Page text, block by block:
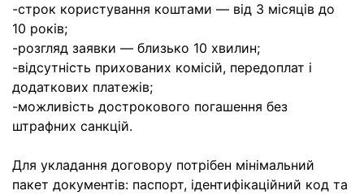
-строк користування коштами — від 3 місяців до
10 років;
-розгляд заявки — близько 10 хвилин;
-відсутність прихованих комісій, передоплат і
додаткових платежів;
-можливість дострокового погашення без
штрафних санкцій.
Для укладання договору потрібен мінімальний
пакет документів: паспорт, ідентифікаційний код та